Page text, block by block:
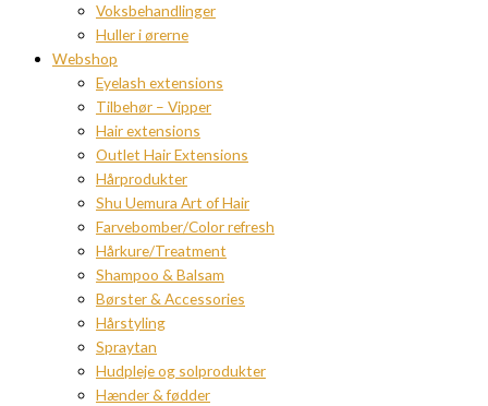
Voksbehandlinger
Huller i ørerne
Webshop
Eyelash extensions
Tilbehør – Vipper
Hair extensions
Outlet Hair Extensions
Hårprodukter
Shu Uemura Art of Hair
Farvebomber/Color refresh
Hårkure/Treatment
Shampoo & Balsam
Børster & Accessories
Hårstyling
Spraytan
Hudpleje og solprodukter
Hænder & fødder